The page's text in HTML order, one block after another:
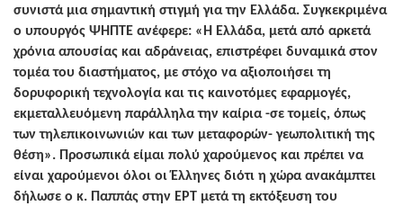
συνιστά μια σημαντική στιγμή για την Ελλάδα. Συγκεκριμένα
ο υπουργός ΨΗΠΤΕ ανέφερε: «Η Ελλάδα, μετά από αρκετά
χρόνια απουσίας και αδράνειας, επιστρέφει δυναμικά στον
τομέα του διαστήματος, με στόχο να αξιοποιήσει τη
δορυφορική τεχνολογία και τις καινοτόμες εφαρμογές,
εκμεταλλευόμενη παράλληλα την καίρια -σε τομείς, όπως
των τηλεπικοινωνιών και των μεταφορών- γεωπολιτική της
θέση». Προσωπικά είμαι πολύ χαρούμενος και πρέπει να
είναι χαρούμενοι όλοι οι Έλληνες διότι η χώρα ανακάμπτει
δήλωσε ο κ. Παππάς στην ΕΡΤ μετά τη εκτόξευση του